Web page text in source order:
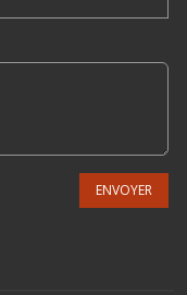
ENVOYER